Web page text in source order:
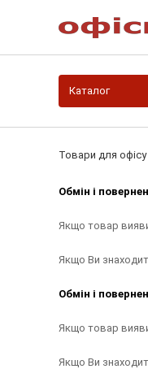
Каталог
Товари для офісу
Обмін і
Якщо товар
Якщо Ви
Обмін і
Якщо товар
Якщо Ви